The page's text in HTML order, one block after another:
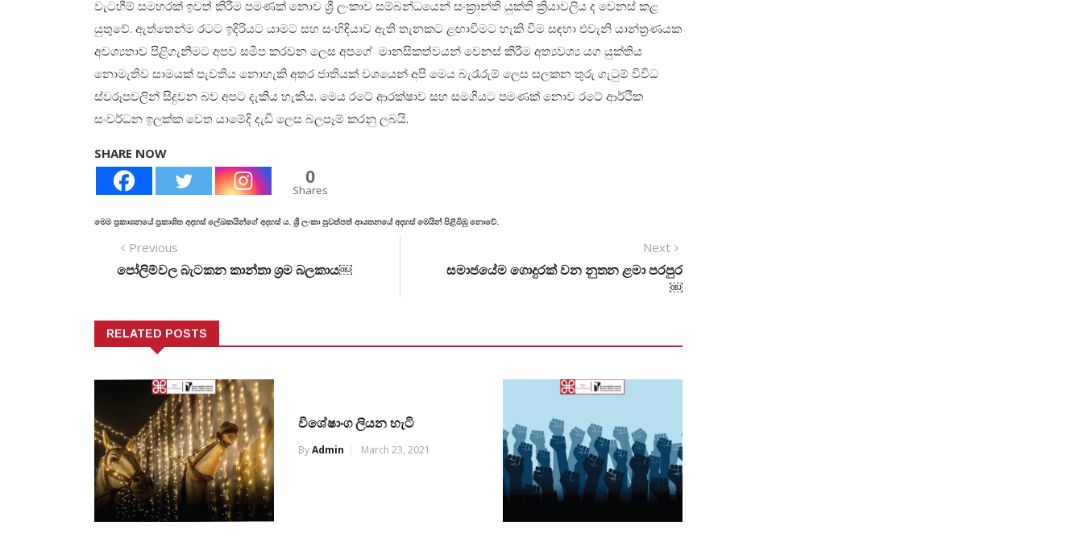
වැටහීම් සමහරක් ඉවත් කිරීම පමණක් නොව ශ්‍රී ලංකාව සම්බන්ධයෙන් සංක්‍රාන්ති යුක්ති ක්‍රියාවලිය ද වෙනස් කළ
යුතුවේ. ඇත්තෙන්ම රටට ඉදිරියට යාමට සහ සංහිඳියාව ඇති තැනකට ළඟාවීමට හැකි වීම සඳහා එවැනි යාන්ත්‍රණයක
අවශ්‍යතාව පිළිගැනීමට අපව සමීප කරවන ලෙස අපගේ මානසිකත්වයන් වෙනස් කිරීම අත්‍යවශ්‍ය යග යුක්තිය
නොමැතිව සාමයක් පැවතිය නොහැකි අතර ජාතියක් වශයෙන් අපි මෙය බැරෑරුම් ලෙස සලකන තුරු ගැටුම් විවිධ
ස්වරූපවලින් සිදුවන බව අපට දැකිය හැකිය. මෙය රටේ ආරක්ෂාව සහ සමගියට පමණක් නොව රටේ ආර්ථික
සංවර්ධන ඉලක්ක වෙත යාමේදි දැඩි ලෙස බලපෑම් කරනු ලබයි.
SHARE NOW
0
Shares
මෙම ප්‍රකාශනයේ ප්‍රකාශිත අදහස් ලේඛකයින්ගේ අදහස් ය. ශ්‍රී ලංකා පුවත්පත් ආයතනයේ අදහස් මෙයින් පිළිබිඹු නොවේ.
Previous
පෝලිම්වල බැටකන කාන්තා ශ්‍රම බලකාය￼
Next
සමාජයේම ගොදුරක් වන නුතන ළමා පරපුර
￼
RELATED POSTS
විශේෂාංග ලියන හැටි
ByAdmin March 23, 2021